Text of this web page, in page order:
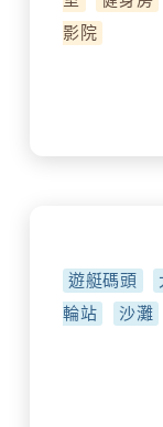
影院
遊艇碼頭
輪站
沙灘